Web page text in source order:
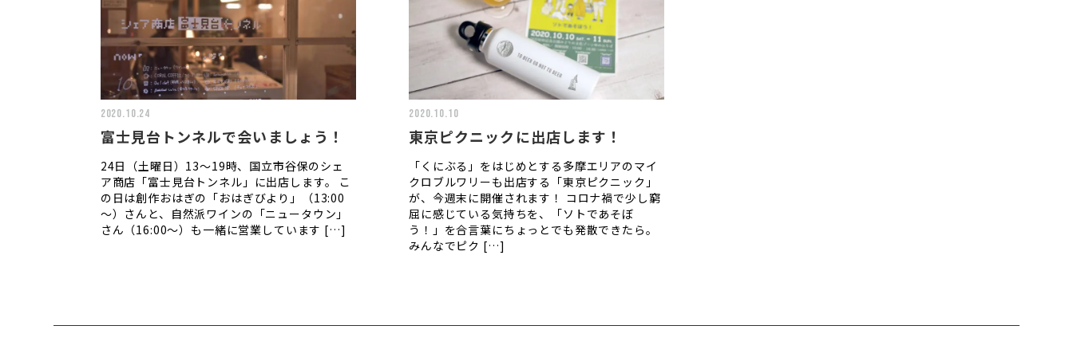
2020.10.24
富士見台トンネルで会いましょう！
24日（土曜日）13～19時、国立市谷保のシェ
ア商店「富士見台トンネル」に出店します。 こ
の日は創作おはぎの「おはぎびより」（13:00
～）さんと、自然派ワインの「ニュータウン」
さん（16:00～）も一緒に営業しています […]
2020.10.10
東京ピクニックに出店します！
「くにぶる」をはじめとする多摩エリアのマイ
クロブルワリーも出店する「東京ピクニック」
が、今週末に開催されます！ コロナ禍で少し窮
屈に感じている気持ちを、「ソトであそぼ
う！」を合言葉にちょっとでも発散できたら。
みんなでピク […]